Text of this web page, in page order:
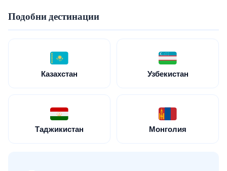
Подобни дестинации
Казахстан Узбекистан
Таджикистан Монголия